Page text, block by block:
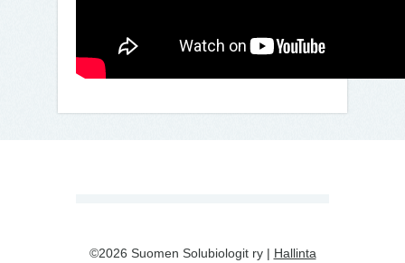
©2026 Suomen Solubiologit ry | Hallinta